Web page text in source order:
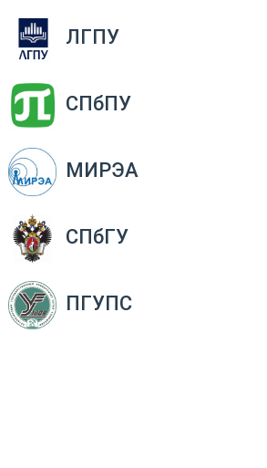
ЛГПУ
СПбПУ
МИРЭА
СПбГУ
ПГУПС